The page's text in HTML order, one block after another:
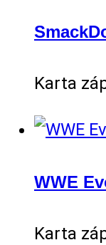
Karta
WWE
Karta